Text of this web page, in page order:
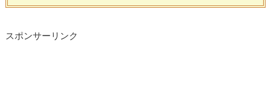
スポンサーリンク